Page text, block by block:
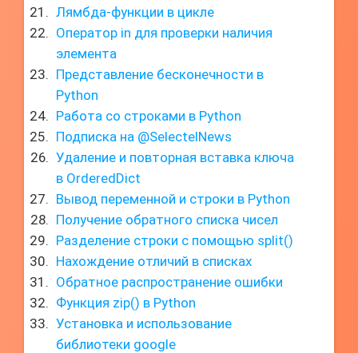
Лямбда-функции в цикле
Оператор in для проверки наличия
элемента
Представление бесконечности в
Python
Работа со строками в Python
Подписка на @SelectelNews
Удаление и повторная вставка ключа
в OrderedDict
Вывод переменной и строки в Python
Получение обратного списка чисел
Разделение строки с помощью split()
Нахождение отличий в списках
Обратное распространение ошибки
Функция zip() в Python
Установка и использование
библиотеки google